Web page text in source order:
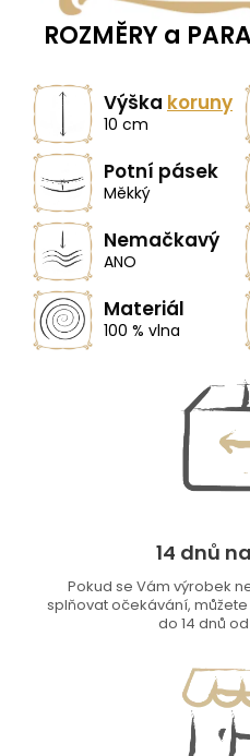
ROZMĚRY a
Výška koruny
10 cm
Potní pásek
Měkký
Nemačkavý
ANO
Materiál
100 % vlna
14 dnů
Pokud se Vám výrobek
splňovat očekávání,
do 14 dnů